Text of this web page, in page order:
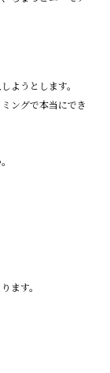
ようとします。
ングで本当にでき
ます。